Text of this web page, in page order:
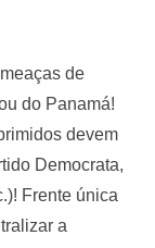
de
do Panamá!
devem
Democrata,
Frente única
a